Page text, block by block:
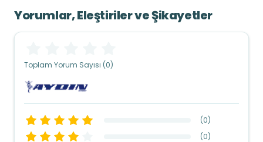
Yorumlar, Eleştiriler ve Şikayetler
Toplam Yorum Sayısı (0)
(0)
(0)